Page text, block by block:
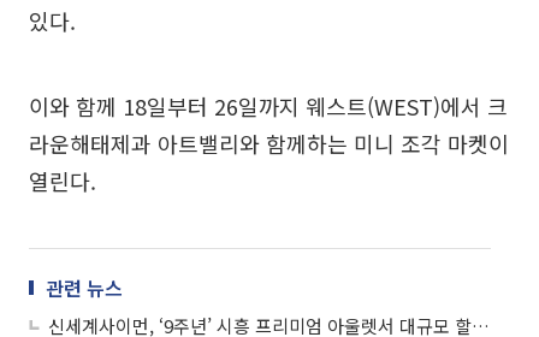
있다.
이와 함께 18일부터 26일까지 웨스트(WEST)에서 크
라운해태제과 아트밸리와 함께하는 미니 조각 마켓이
열린다.
관련 뉴스
신세계사이먼, ‘9주년’ 시흥 프리미엄 아울렛서 대규모 할인전